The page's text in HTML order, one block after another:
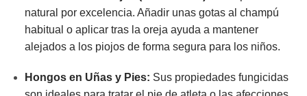
natural por excelencia. Añadir unas gotas al champú
habitual o aplicar tras la oreja ayuda a mantener
alejados a los piojos de forma segura para los niños.
Hongos en Uñas y Pies: Sus propiedades fungicidas